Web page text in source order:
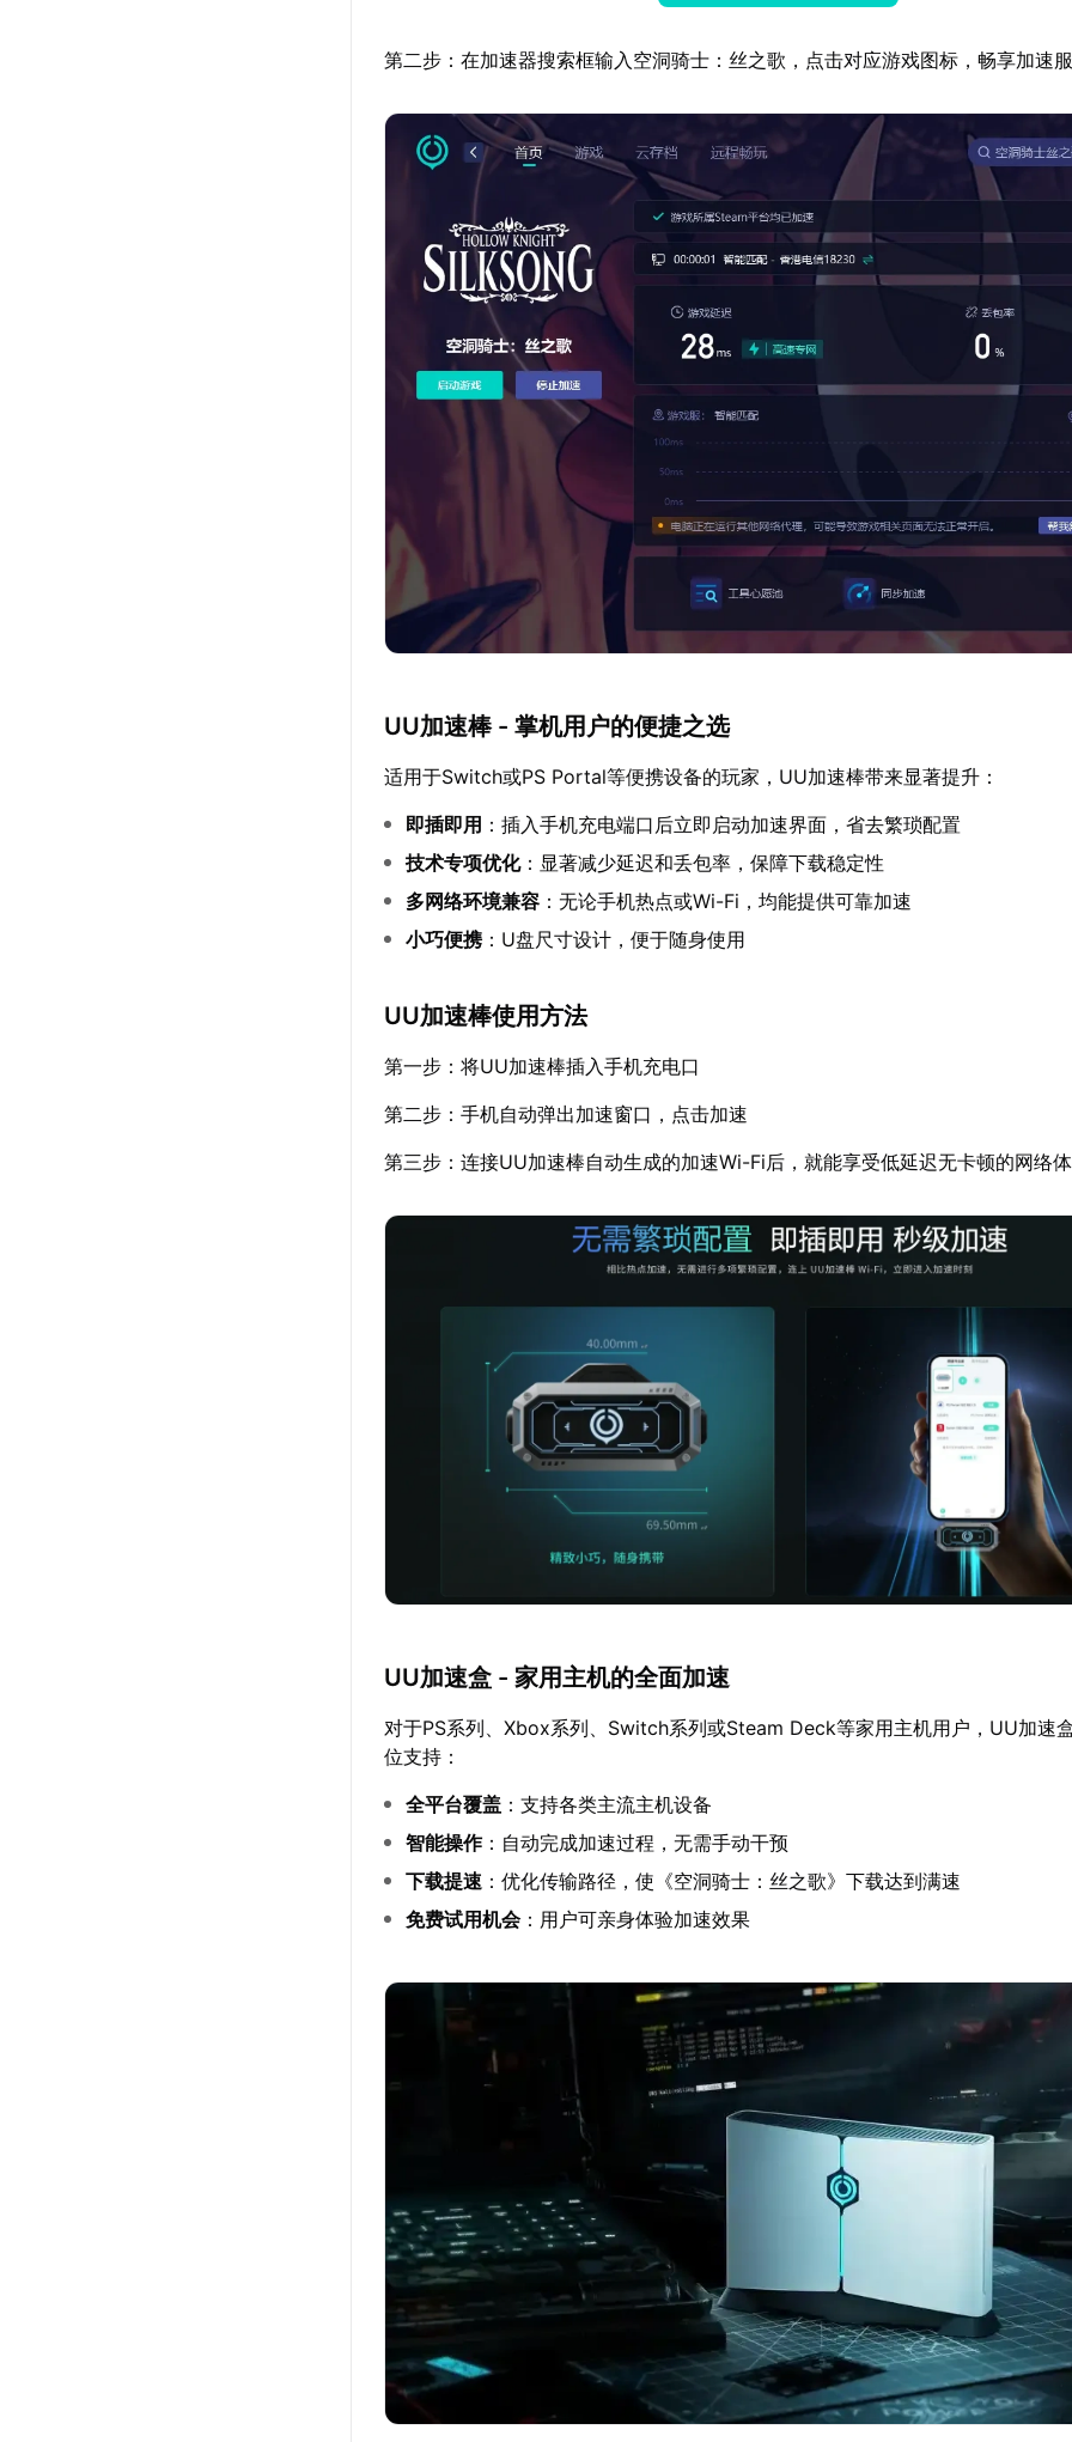
第二步：在加速器搜索框输入空洞骑士：丝之歌，点击对应游戏图标，畅享加速
UU加速棒 - 掌机用户的便捷之选
适用于Switch或PS Portal等便携设备的玩家，UU加速棒带来显著提升：
即插即用 ：插入手机充电端口后立即启动加速界面，省去繁琐配置
技术专项优化：显著减少延迟和丢包率，保障下载稳定性
多网络环境兼容 ：无论手机热点或Wi-Fi，均能提供可靠加速
小巧便携：U盘尺寸设计，便于随身使用
UU加速棒使用方法
第一步：将UU加速棒插入手机充电口
第二步：手机自动弹出加速窗口，点击加速
第三步：连接UU加速棒自动生成的加速Wi-Fi后，就能享受低延迟无卡顿的网络
UU加速盒 - 家用主机的全面加速
对于PS系列、Xbox系列、Switch系列或Steam Deck等家用主机用户，UU加速
位支持：
全平台覆盖 ：支持各类主流主机设备
智能操作：自动完成加速过程，无需手动干预
下载提速 ：优化传输路径，使《空洞骑士：丝之歌》下载达到满速
免费试用机会：用户可亲身体验加速效果